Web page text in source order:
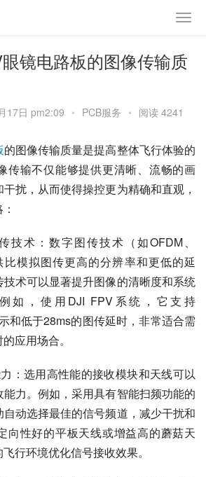
镜电路板的图像传输质
17日 pm2:09 • PCB服务 • 阅读 4241
的图像传输质量是提高整体飞行体验的
传输不仅能够提供更清晰、流畅的画
扰，从而使得操控更为精确和直观，
技术：数字图传技术（如OFDM、
比模拟图传更高的分辨率和更低的延
术可以显著提升图像的清晰度和系统
如，使用DJI FPV系统，它支持
和低于28ms的图传延时，非常适合需
应用场合。
：选用高性能的接收模块和天线可以
力。例如，采用具有智能扫频功能的
动选择最佳的信号频道，减少干扰和
向性好的平板天线或增益高的蘑菇天
行环境优化信号接收效果。